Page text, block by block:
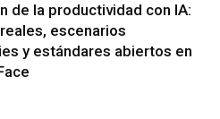
de la productividad con IA:
escenarios
y estándares abiertos en